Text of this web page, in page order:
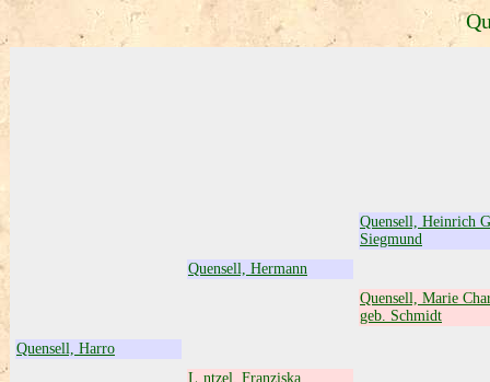
Quensell, Heinrich
Siegmund
Quensell, Hermann
Quensell, Marie
geb. Schmidt
Quensell, Harro
L¸ntzel, Franziska